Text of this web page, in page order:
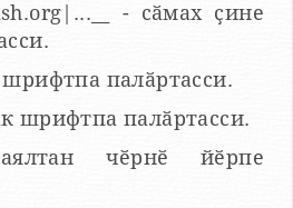
- сӑмах ҫине
палӑртасси.
шрифтпа палӑртасси.
чӗрнӗ йӗрпе